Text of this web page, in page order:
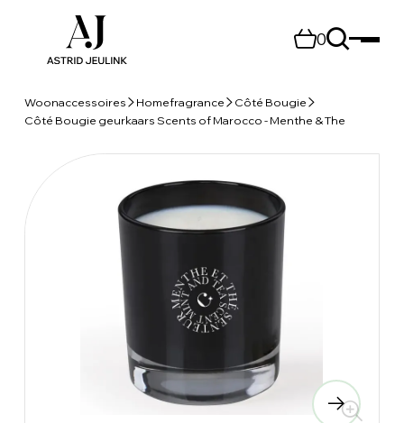
0
Woonaccessoires Homefragrance
Côté Bougie
Côté Bougie geurkaars Scents of Marocco - Menthe & The